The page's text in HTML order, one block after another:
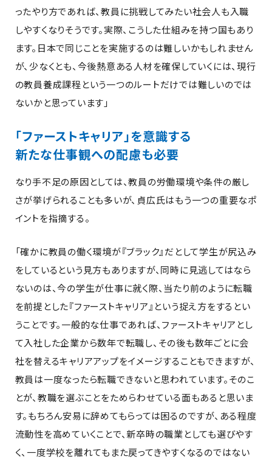
ったやり方であれば、教員に挑戦してみたい社会人も入職
しやすくなりそうです。実際、こうした仕組みを持つ国もあり
ます。日本で同じことを実施するのは難しいかもしれません
が、少なくとも、今後熱意ある人材を確保していくには、現行
の教員養成課程という一つのルートだけでは難しいのでは
ないかと思っています」
「ファーストキャリア」を意識する
新たな仕事観への配慮も必要
なり手不足の原因としては、教員の労働環境や条件の厳し
さが挙げられることも多いが、貞広氏はもう一つの重要なポ
イントを指摘する。
「確かに教員の働く環境が『ブラック』だとして学生が尻込み
をしているという見方もありますが、同時に見逃してはなら
ないのは、今の学生が仕事に就く際、当たり前のように転職
を前提とした『ファーストキャリア』という捉え方をするとい
うことです。一般的な仕事であれば、ファーストキャリアとし
て入社した企業から数年で転職し、その後も数年ごとに会
社を替えるキャリアアップをイメージすることもできますが、
教員は一度なったら転職できないと思われています。そのこ
とが、教職を選ぶことをためらわせている面もあると思いま
す。もちろん安易に辞めてもらっては困るのですが、ある程度
流動性を高めていくことで、新卒時の職業としても選びやす
く、一度学校を離れてもまた戻ってきやすくなるのではない